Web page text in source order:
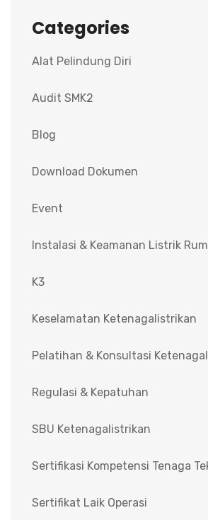
Categories
Alat Pelindung Diri
Audit SMK2
Blog
Download Dokumen
Event
Instalasi & Keamanan Listrik
K3
Keselamatan Ketenagalistrikan
Pelatihan & Konsultasi
Regulasi & Kepatuhan
SBU Ketenagalistrikan
Sertifikasi Kompetensi Tenaga
Sertifikat Laik Operasi